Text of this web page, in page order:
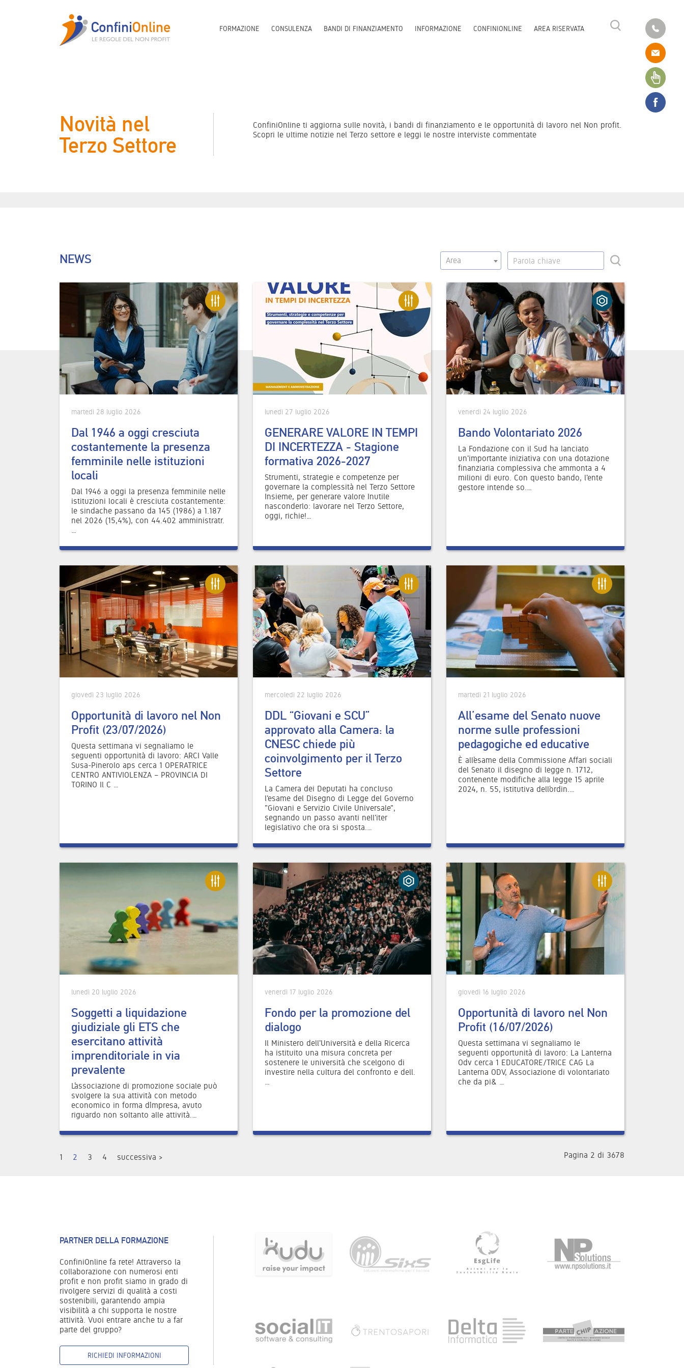
FORMAZIONE CONSULENZA BANDI DI FINANZIAMENTO INFORMAZIONE CONFINIONLINE AREA RISERVATA
Novità nel
Terzo Settore
ConfiniOnline ti aggiorna sulle novità, i bandi di finanziamento e le opportunità di lavoro nel Non profit.
Scopri le ultime notizie nel Terzo settore e leggi le nostre interviste commentate
NEWS Area
martedì 28 luglio 2026
Dal 1946 a oggi cresciuta
costantemente la presenza
femminile nelle istituzioni
locali
Dal 1946 a oggi la presenza femminile nelle
istituzioni locali è cresciuta costantemente:
le sindache passano da 145 (1986) a 1.187
nel 2026 (15,4%), con 44.402 amministratr.
…
lunedì 27 luglio 2026
GENERARE VALORE IN TEMPI
DI INCERTEZZA - Stagione
formativa 2026-2027
Strumenti, strategie e competenze per
governare la complessità nel Terzo Settore
Insieme, per generare valore Inutile
nasconderlo: lavorare nel Terzo Settore,
oggi, richie!…
venerdì 24 luglio 2026
Bando Volontariato 2026
La Fondazione con il Sud ha lanciato
un'importante iniziativa con una dotazione
finanziaria complessiva che ammonta a 4
milioni di euro. Con questo bando, l'ente
gestore intende so.…
giovedì 23 luglio 2026
Opportunità di lavoro nel Non
Profit (23/07/2026)
Questa settimana vi segnaliamo le
seguenti opportunità di lavoro: ARCI Valle
Susa-Pinerolo aps cerca 1 OPERATRICE
CENTRO ANTIVIOLENZA – PROVINCIA DI
TORINO Il C …
mercoledì 22 luglio 2026
DDL “Giovani e SCU”
approvato alla Camera: la
CNESC chiede più
coinvolgimento per il Terzo
Settore
La Camera dei Deputati ha concluso
l'esame del Disegno di Legge del Governo
"Giovani e Servizio Civile Universale",
segnando un passo avanti nell'iter
legislativo che ora si sposta.…
martedì 21 luglio 2026
All’esame del Senato nuove
norme sulle professioni
pedagogiche ed educative
È all’esame della Commissione Affari sociali
del Senato il disegno di legge n. 1712,
contenente modifiche alla legge 15 aprile
2024, n. 55, istitutiva dell’ordin.…
lunedì 20 luglio 2026
Soggetti a liquidazione
giudiziale gli ETS che
esercitano attività
imprenditoriale in via
prevalente
L’associazione di promozione sociale può
svolgere la sua attività con metodo
economico in forma d’impresa, avuto
riguardo non soltanto alle attività.…
venerdì 17 luglio 2026
Fondo per la promozione del
dialogo
Il Ministero dell'Università e della Ricerca
ha istituito una misura concreta per
sostenere le università che scelgono di
investire nella cultura del confronto e dell.
…
giovedì 16 luglio 2026
Opportunità di lavoro nel Non
Profit (16/07/2026)
Questa settimana vi segnaliamo le
seguenti opportunità di lavoro: La Lanterna
Odv cerca 1 EDUCATORE/TRICE CAG La
Lanterna ODV, Associazione di volontariato
che da pi& …
1 2 3 4 successiva > Pagina 2 di 3678
PARTNER DELLA FORMAZIONE
ConfiniOnline fa rete! Attraverso la
collaborazione con numerosi enti
profit e non profit siamo in grado di
rivolgere servizi di qualità a costi
sostenibili, garantendo ampia
visibilità a chi supporta le nostre
attività. Vuoi entrare anche tu a far
parte del gruppo?
RICHIEDI INFORMAZIONI